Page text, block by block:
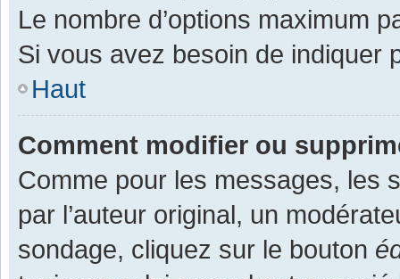
Le nombre d’options maximum
Si vous avez besoin de indiquer
Haut
Comment modifier ou
Comme pour les messages, les
par l’auteur original, un
sondage, cliquez sur le bouton